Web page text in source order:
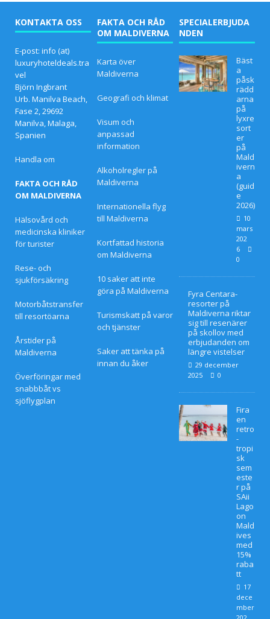
KONTAKTA OSS
E-post: info (at)
luxuryhoteldeals.tra
vel
Björn Ingbrant
Urb. Manilva Beach,
Fase 2, 29692
Manilva, Malaga,
Spanien
Handla om
FAKTA OCH RÅD
OM MALDIVERNA
Hälsovård och
medicinska kliniker
för turister
Rese- och
sjukförsäkring
Motorbåtstransfer
till resortöarna
Årstider på
Maldiverna
Överföringar med
snabbbåt vs
sjöflygplan
FAKTA OCH RÅD
OM MALDIVERNA
Karta över
Maldiverna
Geografi och klimat
Visum och
anpassad
information
Alkoholregler på
Maldiverna
Internationella flyg
till Maldiverna
Kortfattad historia
om Maldiverna
10 saker att inte
göra på Maldiverna
Turismskatt på varor
och tjänster
Saker att tänka på
innan du åker
SPECIALERBJUDA
NDEN
Bäst
a
påsk
rädd
arna
på
lyxre
sort
er
på
Mald
ivern
a
(guid
e
2026)
10
mars
202
6
0
Fyra Centara-
resorter på
Maldiverna riktar
sig till resenärer
på skollov med
erbjudanden om
längre vistelser
29 december
2025
0
Fira
en
retro
-
tropi
sk
sem
este
r på
SAii
Lago
on
Mald
ives
med
15%
raba
tt
17
dece
mber